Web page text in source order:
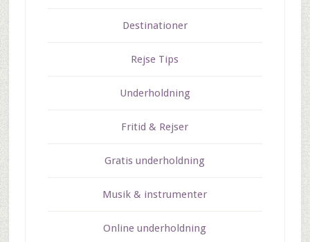
Destinationer
Rejse Tips
Underholdning
Fritid & Rejser
Gratis underholdning
Musik & instrumenter
Online underholdning